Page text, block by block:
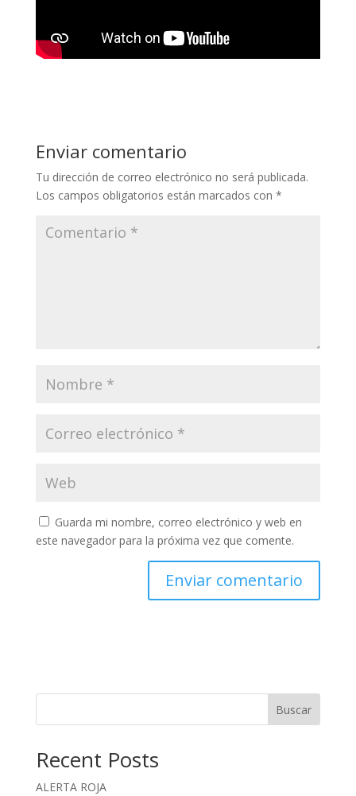
Enviar comentario
Tu dirección de correo electrónico no será publicada.
Los campos obligatorios están marcados con *
Guarda mi nombre, correo electrónico y web en
este navegador para la próxima vez que comente.
Buscar
Recent Posts
ALERTA ROJA